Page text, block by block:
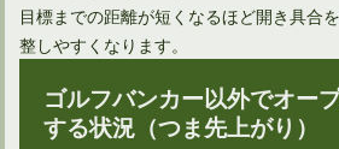
やはり得！アイアンで飛距離アップする
目標までの距離が短くなるほど開き具合
整しやすくなります。
ゴルフバンカー以外でオー
する状況（つま先上がり）